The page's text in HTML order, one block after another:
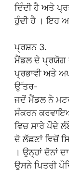
ਦਿੰਦੀ ਹੈ ਅਤੇ
ਹੁੰਦੀ ਹੈ । ਇਹ
ਪ੍ਰਸ਼ਨ 3.
ਮੈਂਡਲ ਦੇ ਪ੍ਰਯੋਗ
ਪ੍ਰਭਾਵੀ ਅਤੇ
ਉੱਤਰ-
ਜਦੋਂ ਮੈਂਡਲ ਨੇ
ਸੰਕਰਨ
ਵਿਚ ਸਾਰੇ ਪੌਦੇ
ਦੋ ਲੱਛਣਾਂ ਵਿਚੋਂ
। ਉਨ੍ਹਾਂ ਦੋਨਾਂ
ਉਸਨੇ ਪਿਤਰੀ